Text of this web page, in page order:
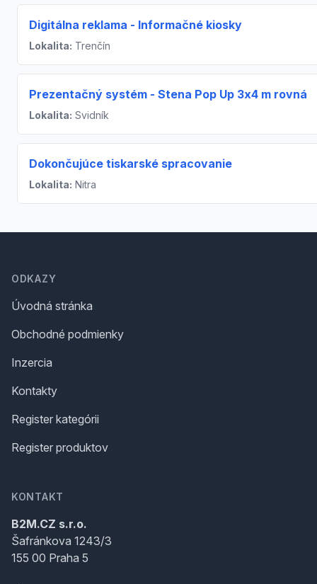
Digitálna reklama - Informačné kiosky
Lokalita: Trenčín
Prezentačný systém - Stena Pop Up 3x4 m rovná
Lokalita: Svidník
Dokončujúce tiskarské spracovanie
Lokalita: Nitra
ODKAZY
Úvodná stránka
Obchodné podmienky
Inzercia
Kontakty
Register kategórii
Register produktov
KONTAKT
B2M.CZ s.r.o.
Šafránkova 1243/3
155 00 Praha 5